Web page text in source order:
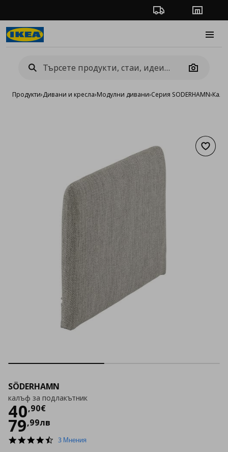
Проследяване на
Camera
Продукти›Дивани и кресла›Модулни дивани›Серия SODERHAMN›
SÖDERHAMN
калъф за подлакътник
40,90€
Цена
79,99лв
4.3
3 Мнения